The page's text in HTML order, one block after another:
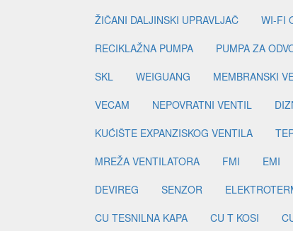
ŽIČANI DALJINSKI UPRAVLJAČ
WI-FI
RECIKLAŽNA PUMPA
PUMPA ZA
SKL
WEIGUANG MEMBRANSKI
VECAM
NEPOVRATNI VENTIL
KUĆIŠTE EXPANZISKOG VENTILA
MREŽA VENTILATORA
FMI EMI
DEVIREG
SENZOR
CU TESNILNA KAPA
CU T KOSI